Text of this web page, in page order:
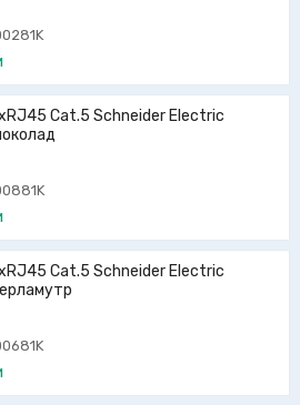
Cat.5 Schneider Electric
Cat.5 Schneider Electric